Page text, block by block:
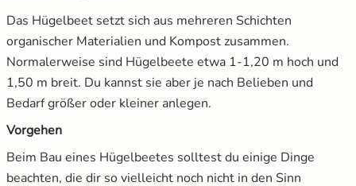
Das Hügelbeet setzt sich aus mehreren Schichten
organischer Materialien und Kompost zusammen.
Normalerweise sind Hügelbeete etwa 1-1,20 m hoch und
1,50 m breit. Du kannst sie aber je nach Belieben und
Bedarf größer oder kleiner anlegen.
Vorgehen
Beim Bau eines Hügelbeetes solltest du einige Dinge
beachten, die dir so vielleicht noch nicht in den Sinn